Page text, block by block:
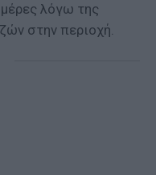
λόγω της
στην περιοχή.